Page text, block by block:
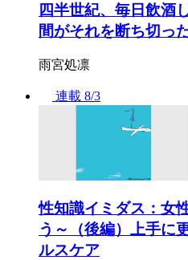
四半世紀、毎日飲酒
間がそれを断ち切っ
雨宮処凛
連載 8/3
性知識イミダス：女
う～（後編）上手に
ルスケア